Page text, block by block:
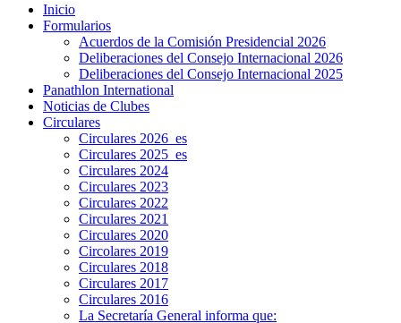
Inicio
Formularios
Acuerdos de la Comisión Presidencial 2026
Deliberaciones del Consejo Internacional 2026
Deliberaciones del Consejo Internacional 2025
Panathlon International
Noticias de Clubes
Circulares
Circulares 2026_es
Circulares 2025_es
Circulares 2024
Circulares 2023
Circulares 2022
Circulares 2021
Circulares 2020
Circolares 2019
Circulares 2018
Circulares 2017
Circulares 2016
La Secretaría General informa que: